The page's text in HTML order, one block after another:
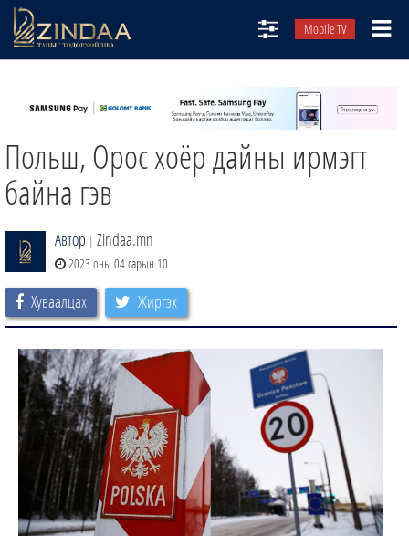
Mobile TV
ТВ8
ӨГЛӨӨНИЙ СОНИН
АУДИО ЗОХИОЛ
Польш, Орос хоёр дайны ирмэгт
байна гэв
Автор | Zindaa.mn
2023 оны 04 сарын 10
Хуваалцах Жиргэх